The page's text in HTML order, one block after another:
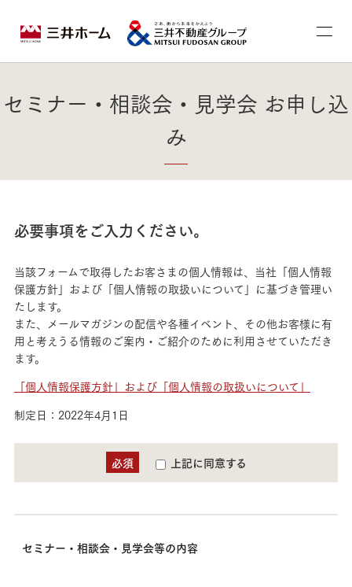
セミナー・相談会・見学会 お申し込
み
必要事項をご入力ください。
当該フォームで取得したお客さまの個人情報は、当社「個人情報
保護方針」および「個人情報の取扱いについて」に基づき管理い
たします。
また、メールマガジンの配信や各種イベント、その他お客様に有
用と考えうる情報のご案内・ご紹介のために利用させていただき
ます。
「個人情報保護方針」および「個人情報の取扱いについて」
制定日：2022年4月1日
必須 上記に同意する
セミナー・相談会・見学会等の内容